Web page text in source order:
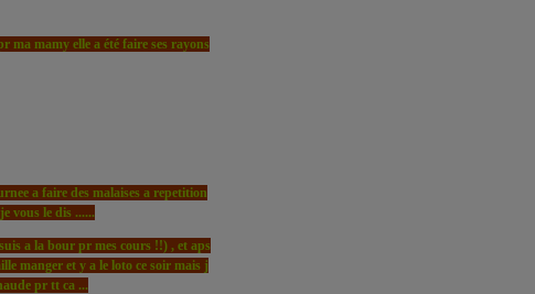
ma mamy elle a été faire ses rayons
a faire des malaises a repetition
vous le dis ......
a la bour pr mes cours !!) , et aps
manger et y a le loto ce soir mais j
pr tt ca ...